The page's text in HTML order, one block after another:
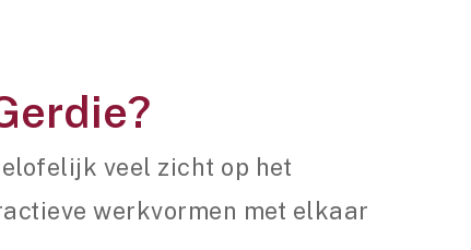
veel zicht op het
werkvormen met elkaar